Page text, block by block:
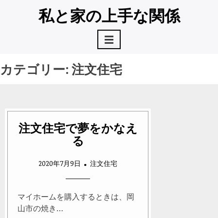
へ
ス
プ
私と家の上手な関係
☰
カテゴリー: 注文住宅
注文住宅で夢をかなえ
る
2020年7月9日 注文住宅
マイホームを購入するときは、岡
山市の焼き…